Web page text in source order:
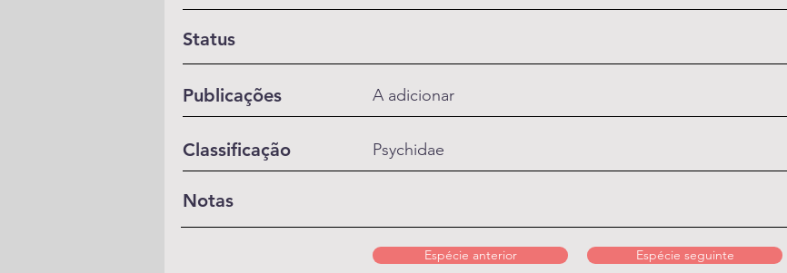
Status
Publicações A adicionar
Classificação Psychidae
Notas
Espécie anterior Espécie seguinte